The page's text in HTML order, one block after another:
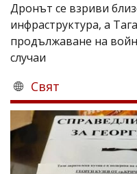
Дронът се взриви
инфраструктура, а
продължаване на
случаи
Свят